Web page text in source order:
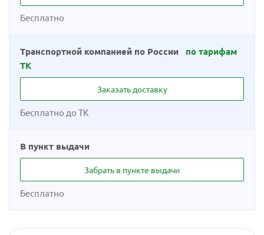
Бесплатно
Транспортной компанией по России
по тарифам
ТК
Бесплатно до ТК
Заказать доставку
В пункт выдачи
Бесплатно
Забрать в пункте выдачи